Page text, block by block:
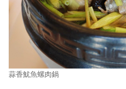
蒜香魷魚螺肉鍋